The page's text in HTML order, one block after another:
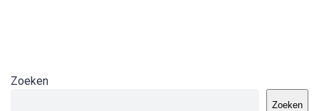
Zoeken
Zoeken